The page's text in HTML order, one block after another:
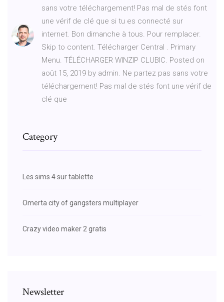
sans votre téléchargement! Pas mal de stés font
une vérif de clé que si tu es connecté sur
internet. Bon dimanche à tous. Pour remplacer.
Skip to content. Télécharger Central . Primary
Menu. TÉLÉCHARGER WINZIP CLUBIC. Posted on
août 15, 2019 by admin. Ne partez pas sans votre
téléchargement! Pas mal de stés font une vérif de
clé que
Category
Les sims 4 sur tablette
Omerta city of gangsters multiplayer
Crazy video maker 2 gratis
Newsletter